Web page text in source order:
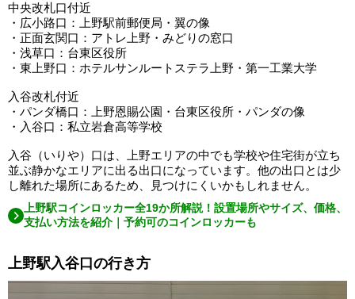
中央改札口付近
・広小路口：上野駅前郵便局・翼の像
・正面玄関口：アトレ上野・みどりの窓口
・浅草口：台東区役所
・東上野口：ホテルサンルートステラ上野・第一工業大学
入谷改札付近
・パンダ橋口：上野恩賜公園・台東区役所・パンダの像
・入谷口：私立岩倉高等学校
入谷（いりや）口は、上野エリアの中でも学校や住宅街が立ち
並ぶ静かなエリアに出る出口になっています。他の出口とは少
し離れた場所にあるため、見つけにくいかもしれません。
上野駅コインロッカー全19か所解説！設置場所やサイズ、価格、
支払い方法を紹介｜予約可のコインロッカーも
上野駅入谷口の行き方